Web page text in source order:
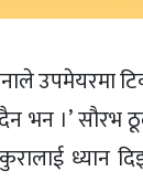
उपमेयरमा
भन ।’ सौरभ
ध्यान